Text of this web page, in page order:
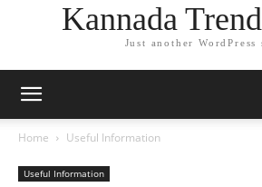
Kannada
Just another WordPress
Home Useful Information
Useful Information